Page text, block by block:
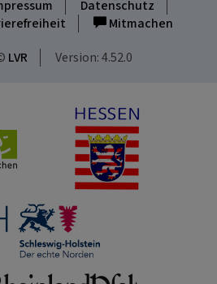
Datenschutz
Mitmachen
LVR Version: 4.52.0